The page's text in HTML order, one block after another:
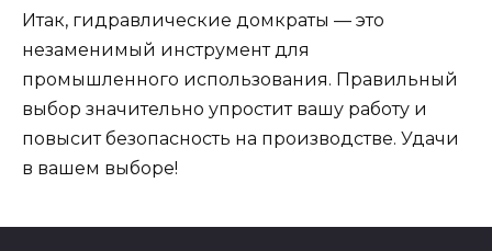
Итак, гидравлические домкраты — это
незаменимый инструмент для
промышленного использования. Правильный
выбор значительно упростит вашу работу и
повысит безопасность на производстве. Удачи
в вашем выборе!